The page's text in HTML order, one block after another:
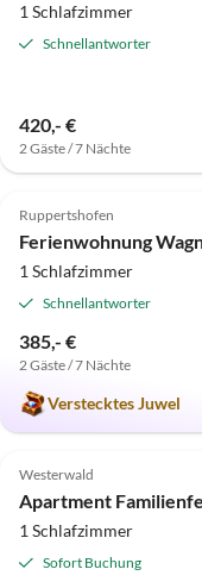
1 Schlafzimmer
Schnellantworter
420,- €
2 Gäste / 7 Nächte
5.0 (6)
Ruppertshofen
Ferienwohnung
1 Schlafzimmer
Schnellantworter
385,- €
2 Gäste / 7 Nächte
Verstecktes Juwel
Westerwald
1 Schlafzimmer
Sofort Buchung